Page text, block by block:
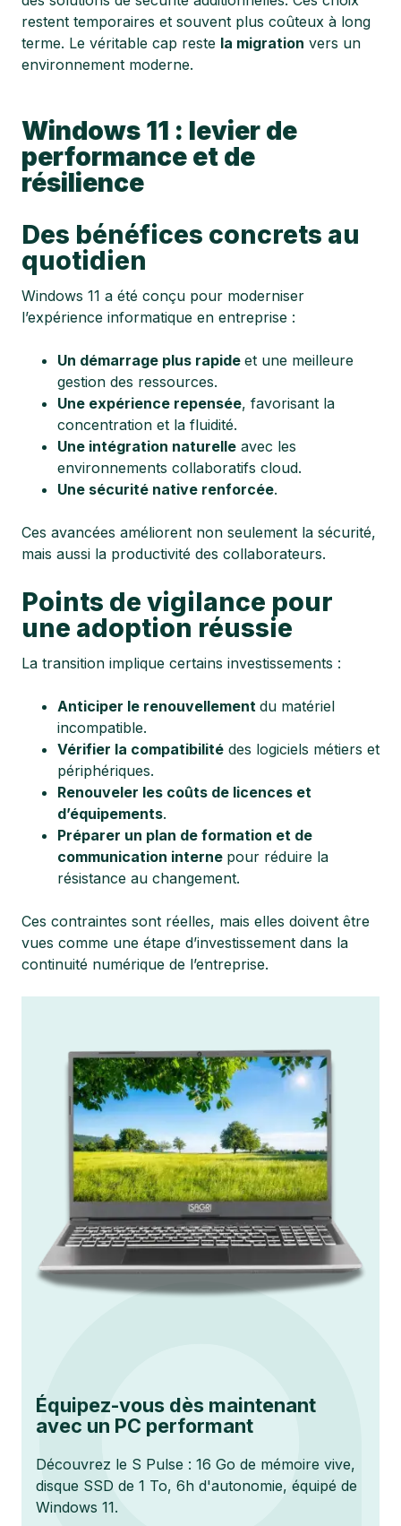
restent temporaires et souvent plus coûteux à long
terme. Le véritable cap reste la migration vers un
environnement moderne.
Windows 11 : levier de
performance et de
résilience
Des bénéfices concrets au
quotidien
Windows 11 a été conçu pour moderniser
l’expérience informatique en entreprise :
Un démarrage plus rapide et une meilleure
gestion des ressources.
Une expérience repensée, favorisant la
concentration et la fluidité.
Une intégration naturelle avec les
environnements collaboratifs cloud.
Une sécurité native renforcée.
Ces avancées améliorent non seulement la sécurité,
mais aussi la productivité des collaborateurs.
Points de vigilance pour
une adoption réussie
La transition implique certains investissements :
Anticiper le renouvellement du matériel
incompatible.
Vérifier la compatibilité des logiciels métiers et
périphériques.
Renouveler les coûts de licences et
d’équipements.
Préparer un plan de formation et de
communication interne pour réduire la
résistance au changement.
Ces contraintes sont réelles, mais elles doivent être
vues comme une étape d’investissement dans la
continuité numérique de l’entreprise.
Équipez-vous dès maintenant
avec un PC performant
Découvrez le S Pulse : 16 Go de mémoire vive,
disque SSD de 1 To, 6h d'autonomie, équipé de
Windows 11.